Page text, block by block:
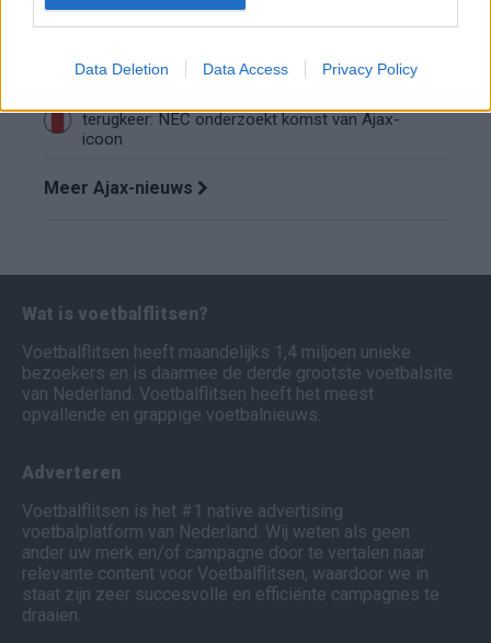
Data Deletion Data Access Privacy Policy
Wanneer speelt Ajax in de Conference League?
terugkeer: NEC onderzoekt komst van Ajax-
icoon
Meer Ajax-nieuws
Wat is voetbalflitsen?
Voetbalflitsen heeft maandelijks 1,4 miljoen unieke
bezoekers en is daarmee de derde grootste voetbalsite
van Nederland. Voetbalflitsen heeft het meest
opvallende en grappige voetbalnieuws.
Adverteren
Voetbalflitsen is het #1 native advertising
voetbalplatform van Nederland. Wij weten als geen
ander uw merk en/of campagne door te vertalen naar
relevante content voor Voetbalflitsen, waardoor we in
staat zijn zeer succesvolle en efficiënte campagnes te
draaien.